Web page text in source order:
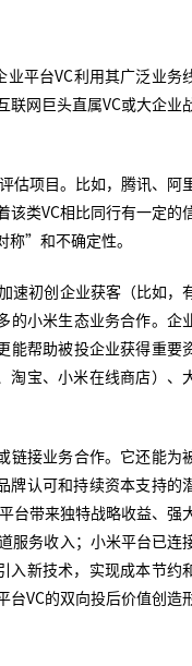
平台VC利用其广泛业务
联网巨头直属VC或大企业
估项目。比如，腾讯、阿
该类VC相比同行有一定的
称”和不确定性。
速初创企业获客（比如，
的小米生态业务合作。企
能帮助被投企业获得重要
宝、小米在线商店）、
链接业务合作。它还能为
牌认可和持续资本支持的
台带来独特战略收益、强
服务收入；小米平台已连
入新技术，实现成本节约
台VC的双向投后价值创造